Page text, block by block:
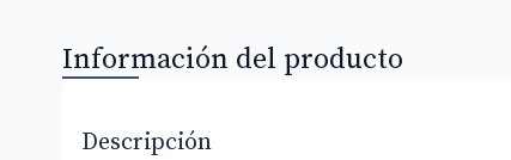
Información del producto
Descripción